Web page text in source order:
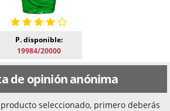
P. disponible:
19984/20000
de opinión anónima
seleccionado, primero deberás